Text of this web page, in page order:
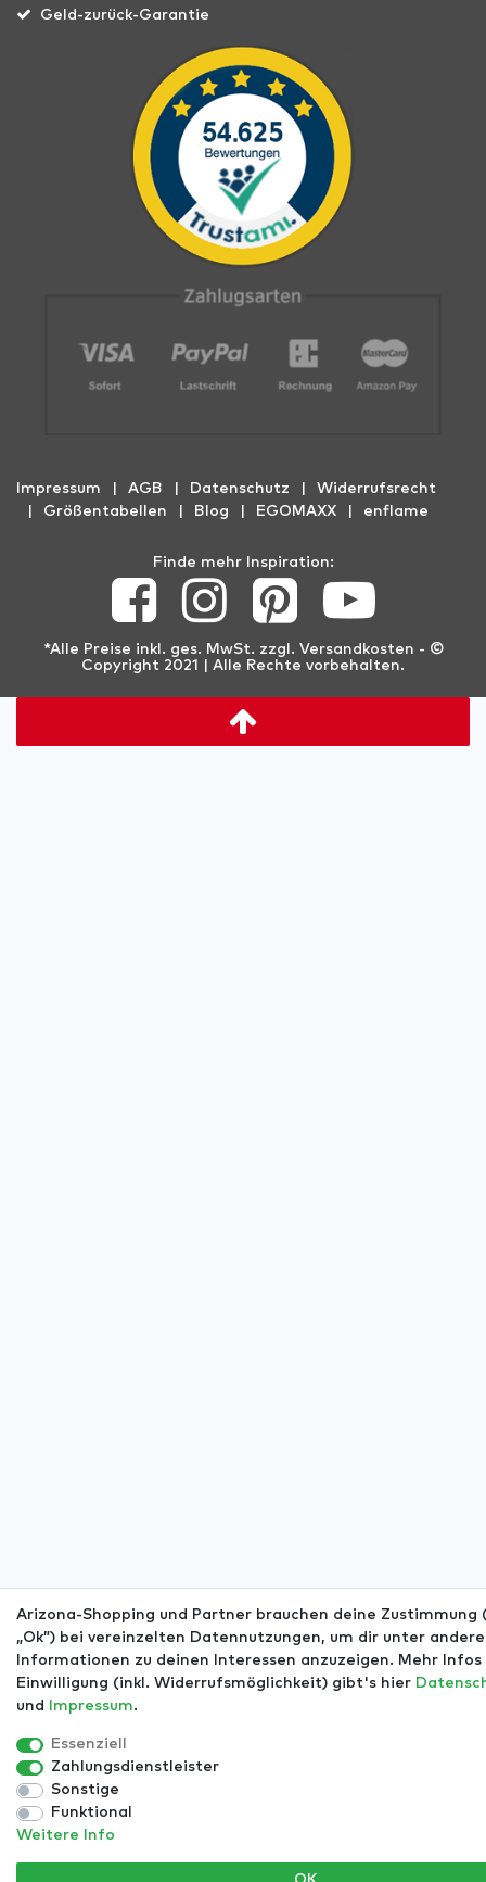
Geld-zurück-Garantie
Impressum AGB Datenschutz
Widerrufs­recht
Größentabellen
Blog EGOMAXX enflame
Finde mehr Inspiration:
*Alle Preise inkl. ges. MwSt. zzgl. Versandkosten - ©
Copyright 2021 | Alle Rechte vorbehalten.
Arizona-Shopping und Partner brauchen deine Zustimmung
„Ok”) bei vereinzelten Datennutzungen, um dir unter
Informationen zu deinen Interessen anzuzeigen. Mehr Infos
Einwilligung (inkl. Widerrufsmöglichkeit) gibt's hier
und
Impressum.
Essenziell
Zahlungsdienstleister
Sonstige
Funktional
Weitere Info